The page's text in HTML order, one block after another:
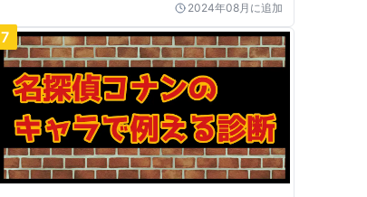
2024年08月 に追加
7